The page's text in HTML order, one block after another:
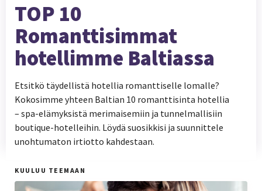
TOP 10
Romanttisimmat
hotellimme Baltiassa
Etsitkö täydellistä hotellia romanttiselle lomalle?
Kokosimme yhteen Baltian 10 romanttisinta hotellia
– spa-elämyksistä merimaisemiin ja tunnelmallisiin
boutique-hotelleihin. Löydä suosikkisi ja suunnittele
unohtumaton irtiotto kahdestaan.
KUULUU TEEMAAN